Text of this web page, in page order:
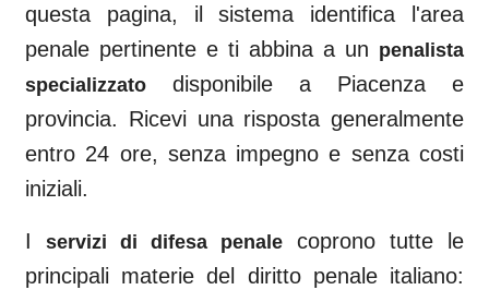
questa pagina, il sistema identifica l'area
penale pertinente e ti abbina a un penalista
specializzato disponibile a Piacenza e
provincia. Ricevi una risposta generalmente
entro 24 ore, senza impegno e senza costi
iniziali.
I servizi di difesa penale coprono tutte le
principali materie del diritto penale italiano: